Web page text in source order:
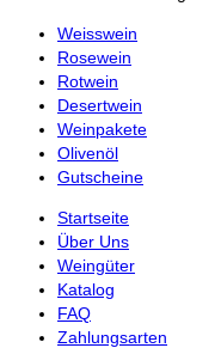
Weisswein
Rosewein
Rotwein
Desertwein
Weinpakete
Olivenöl
Gutscheine
Startseite
Über Uns
Weingüter
Katalog
FAQ
Zahlungsarten